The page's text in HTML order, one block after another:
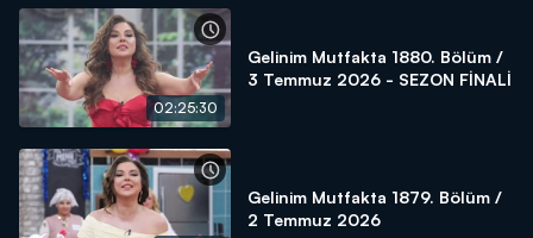
02:25:30
Gelinim Mutfakta 1880. Bölüm /
3 Temmuz 2026 - SEZON FİNALİ
Gelinim Mutfakta 1879. Bölüm /
2 Temmuz 2026